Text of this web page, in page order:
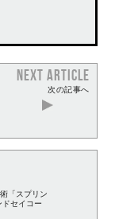
NEXT ARTICLE
次の記事へ
「スプリン
ドセイコー